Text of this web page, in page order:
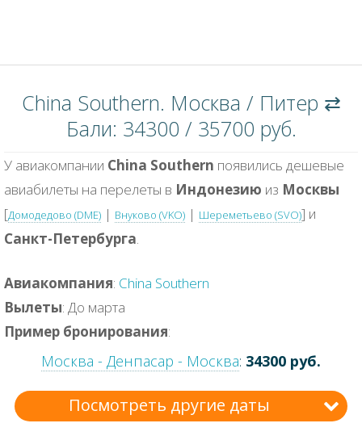
China Southern. Москва / Питер ⇄
Бали: 34300 / 35700 руб.
У авиакомпании China Southern появились дешевые
авиабилеты на перелеты в Индонезию из Москвы
[Домодедово (DME) | Внуково (VKO) | Шереметьево (SVO)] и
Санкт-Петербурга.
Авиакомпания: China Southern
Вылеты: До марта
Пример бронирования:
Москва - Денпасар - Москва: 34300 руб.
Посмотреть другие даты